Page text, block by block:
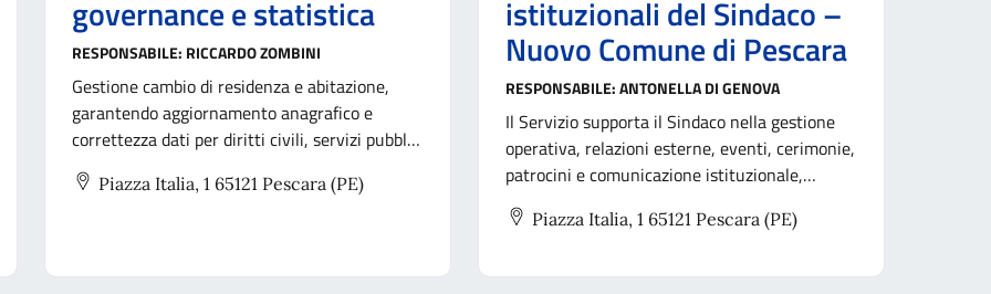
governance e statistica
RESPONSABILE: RICCARDO ZOMBINI
Gestione cambio di residenza e abitazione,
garantendo aggiornamento anagrafico e
correttezza dati per diritti civili, servizi pubblici
e archivi collegati (elettorali, ISTAT, Agenzia
Entrate, INAIL, Motorizzazione).
Piazza Italia, 1 65121 Pescara (PE)
istituzionali del Sindaco –
Nuovo Comune di Pescara
RESPONSABILE:ANTONELLA DI GENOVA
Il Servizio supporta il Sindaco nella gestione
operativa, relazioni esterne, eventi, cerimonie,
patrocini e comunicazione istituzionale,
coordina le attività degli uffici di staff, gestisce
l’Aurum e i suoi spazi, vigilando sulla social
Piazza Italia, 1 65121 Pescara (PE)